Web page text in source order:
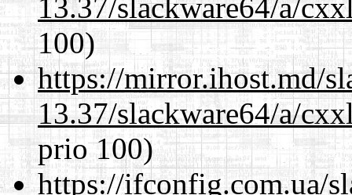
13.37/slackware64/a/
100)
https://mirror.ihost.md/
13.37/slackware64/a/
prio 100)
https://ifconfig.com.ua/